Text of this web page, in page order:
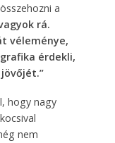
a
rá.
véleménye,
érdekli,
hogy nagy
nem